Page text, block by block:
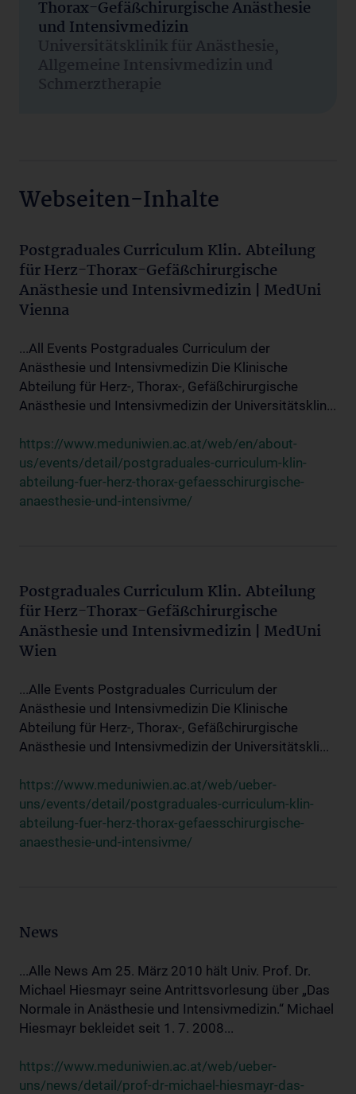
Thorax-Gefäßchirurgische Anästhesie
und Intensivmedizin
Universitätsklinik für Anästhesie,
Allgemeine Intensivmedizin und
Schmerztherapie
Webseiten-Inhalte
Postgraduales Curriculum Klin. Abteilung
für Herz-Thorax-Gefäßchirurgische
Anästhesie und Intensivmedizin | MedUni
Vienna
...All Events Postgraduales Curriculum der
Anästhesie und Intensivmedizin Die Klinische
Abteilung für Herz-, Thorax-, Gefäßchirurgische
Anästhesie und Intensivmedizin der Universitätsklin...
https://www.meduniwien.ac.at/web/en/about-
us/events/detail/postgraduales-curriculum-klin-
abteilung-fuer-herz-thorax-gefaesschirurgische-
anaesthesie-und-intensivme/
Postgraduales Curriculum Klin. Abteilung
für Herz-Thorax-Gefäßchirurgische
Anästhesie und Intensivmedizin | MedUni
Wien
...Alle Events Postgraduales Curriculum der
Anästhesie und Intensivmedizin Die Klinische
Abteilung für Herz-, Thorax-, Gefäßchirurgische
Anästhesie und Intensivmedizin der Universitätskli...
https://www.meduniwien.ac.at/web/ueber-
uns/events/detail/postgraduales-curriculum-klin-
abteilung-fuer-herz-thorax-gefaesschirurgische-
anaesthesie-und-intensivme/
News
...Alle News Am 25. März 2010 hält Univ. Prof. Dr.
Michael Hiesmayr seine Antrittsvorlesung über „Das
Normale in Anästhesie und Intensivmedizin.“ Michael
Hiesmayr bekleidet seit 1. 7. 2008...
https://www.meduniwien.ac.at/web/ueber-
uns/news/detail/prof-dr-michael-hiesmayr-das-